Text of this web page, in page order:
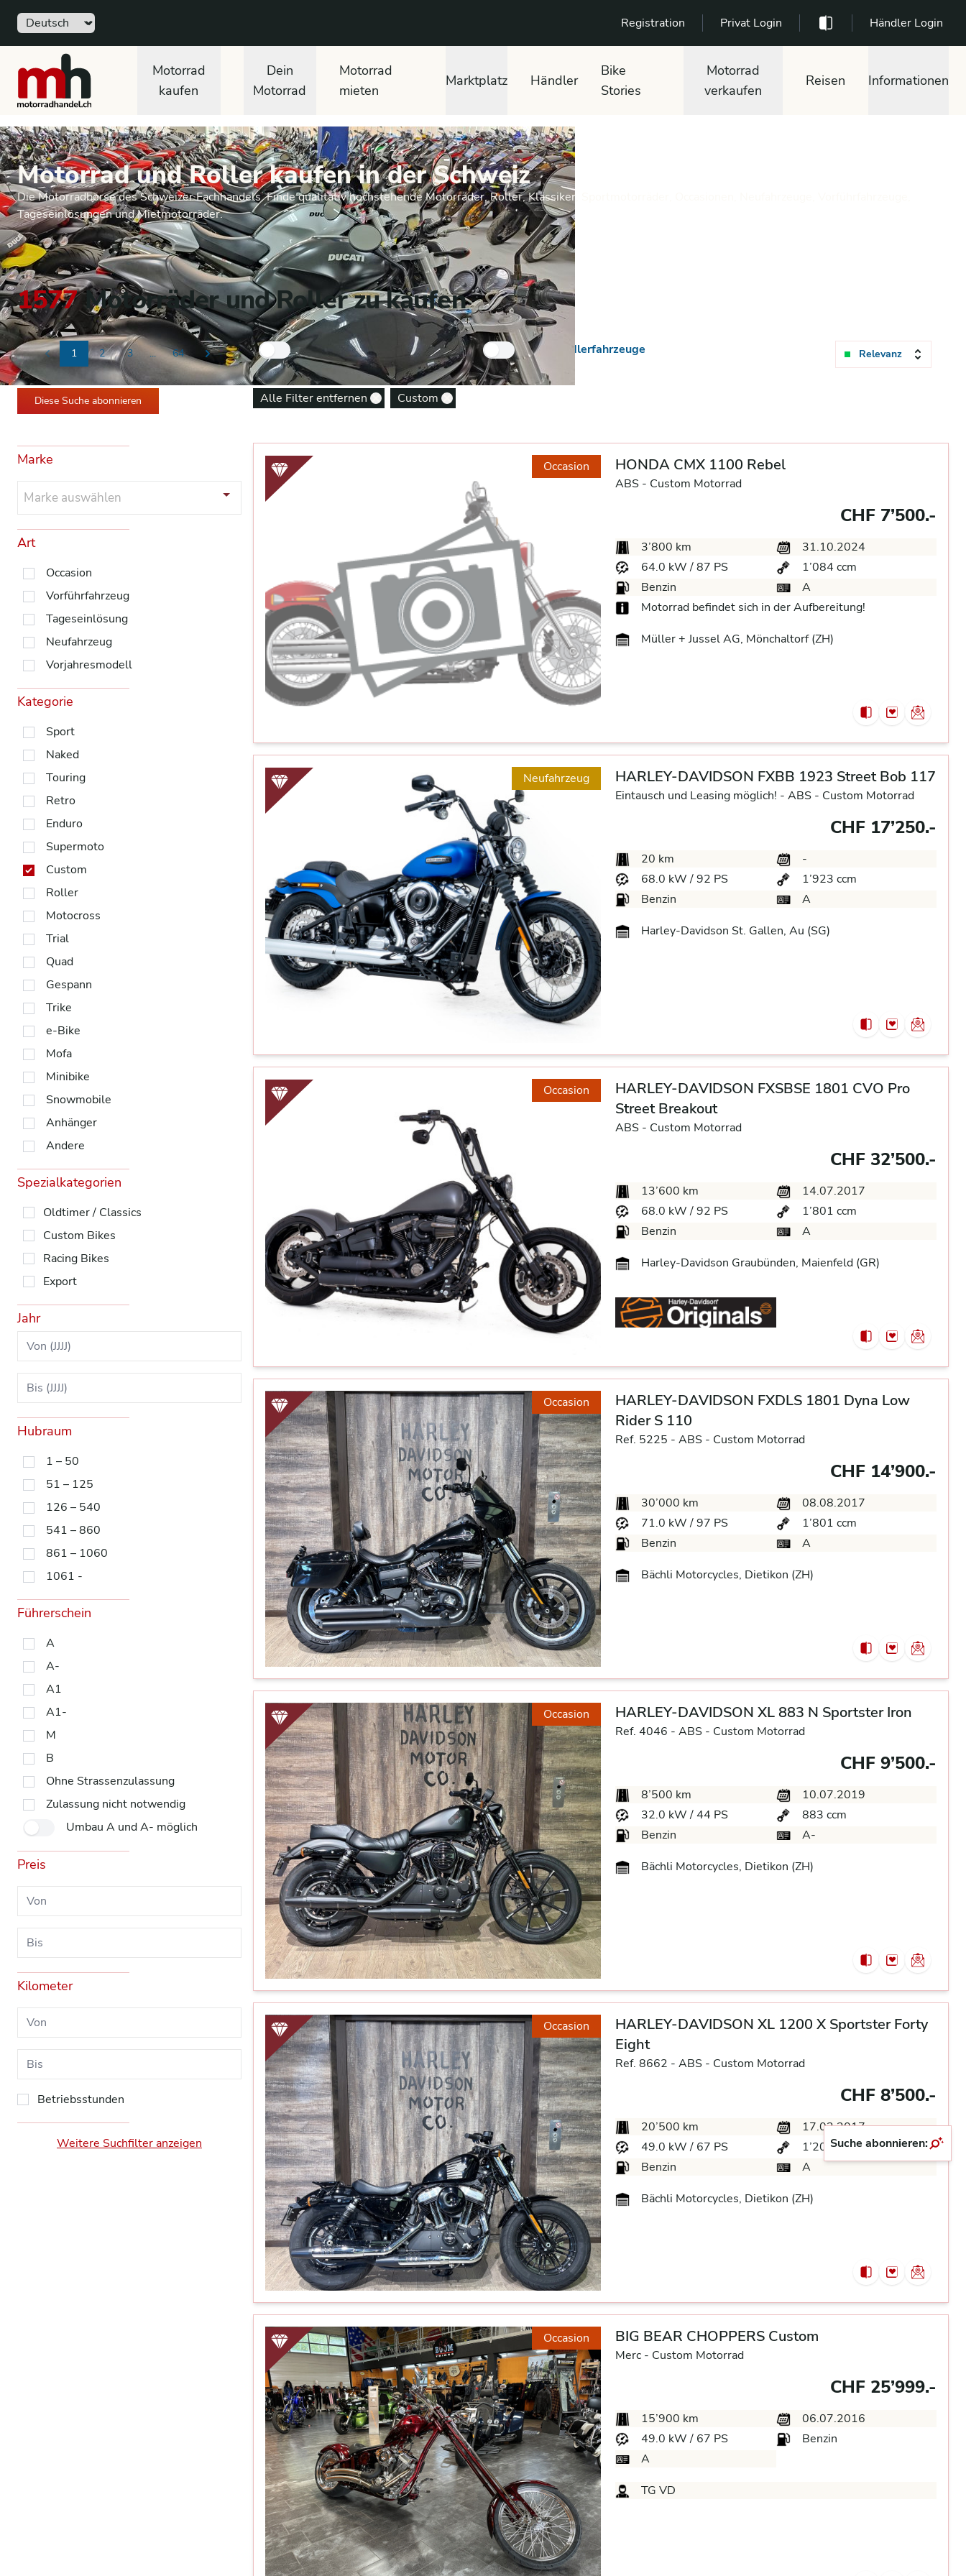
Sprache Registration Privat Login Händler Login
motorradhandel.ch
Motorrad
kaufen
Dein
Motorrad
Motorrad
mieten
Marktplatz Händler
Bike
Stories
Motorrad
verkaufen
Reisen Informationen
Motorrad und Roller kaufen in der Schweiz
Die Motorradbörse des Schweizer Fachhandels. Finde qualitativ hochstehende Motorräder, Roller, Klassiker, Sportmotorräder, Occasionen, Neufahrzeuge, Vorführfahrzeuge,
Tageseinlösungen und Mietmotorräder.
1577Motorräder und Roller zu kaufen
Previous
1 2 3 ... 64 Next
Nur Neuzugänge Nur Händlerfahrzeuge Relevanz
Diese Suche abonnieren Alle Filter entfernen Remove option
Custom Remove option
Marke
Marke auswählen
Art
Occasion
Vorführfahrzeug
Tageseinlösung
Neufahrzeug
Vorjahresmodell
Kategorie
Sport
Naked
Touring
Retro
Enduro
Supermoto
Custom
Roller
Motocross
Trial
Quad
Gespann
Trike
e-Bike
Mofa
Minibike
Snowmobile
Anhänger
Andere
Spezialkategorien
Oldtimer / Classics
Custom Bikes
Racing Bikes
Export
Jahr
Hubraum
1 – 50
51 – 125
126 – 540
541 – 860
861 – 1060
1061 -
Führerschein
A
A-
A1
A1-
M
B
Ohne Strassenzulassung
Zulassung nicht notwendig
Umbau A und A- möglich
Preis
Kilometer
Betriebsstunden
Weitere Suchfilter anzeigen
Occasion HONDA CMX 1100 Rebel
ABS - Custom Motorrad
CHF 7’500.-
3’800 km
31.10.2024
64.0 kW / 87 PS
1’084 ccm
Benzin
A
Motorrad befindet sich in der Aufbereitung!
Müller + Jussel AG, Mönchaltorf (ZH)
Neufahrzeug HARLEY-DAVIDSON FXBB 1923 Street Bob 117
Eintausch und Leasing möglich! - ABS - Custom Motorrad
CHF 17’250.-
20 km
-
68.0 kW / 92 PS
1’923 ccm
Benzin
A
Harley-Davidson St. Gallen, Au (SG)
Occasion
HARLEY-DAVIDSON FXSBSE 1801 CVO Pro
Street Breakout
ABS - Custom Motorrad
CHF 32’500.-
13’600 km
14.07.2017
68.0 kW / 92 PS
1’801 ccm
Benzin
A
Harley-Davidson Graubünden, Maienfeld (GR)
Occasion
HARLEY-DAVIDSON FXDLS 1801 Dyna Low
Rider S 110
Ref. 5225 - ABS - Custom Motorrad
CHF 14’900.-
30’000 km
08.08.2017
71.0 kW / 97 PS
1’801 ccm
Benzin
A
Bächli Motorcycles, Dietikon (ZH)
Occasion HARLEY-DAVIDSON XL 883 N Sportster Iron
Ref. 4046 - ABS - Custom Motorrad
CHF 9’500.-
8’500 km
10.07.2019
32.0 kW / 44 PS
883 ccm
Benzin
A-
Bächli Motorcycles, Dietikon (ZH)
Occasion
HARLEY-DAVIDSON XL 1200 X Sportster Forty
Eight
Ref. 8662 - ABS - Custom Motorrad
CHF 8’500.-
20’500 km
17.03.2017
49.0 kW / 67 PS
1’202 ccm
Benzin
A
Bächli Motorcycles, Dietikon (ZH)
Occasion BIG BEAR CHOPPERS Custom
Merc - Custom Motorrad
CHF 25’999.-
15’900 km
06.07.2016
49.0 kW / 67 PS
Benzin
A
TG VD
Suche abonnieren: